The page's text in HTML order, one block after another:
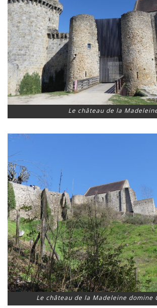
Le château de la
Le château de la Madeleine domine